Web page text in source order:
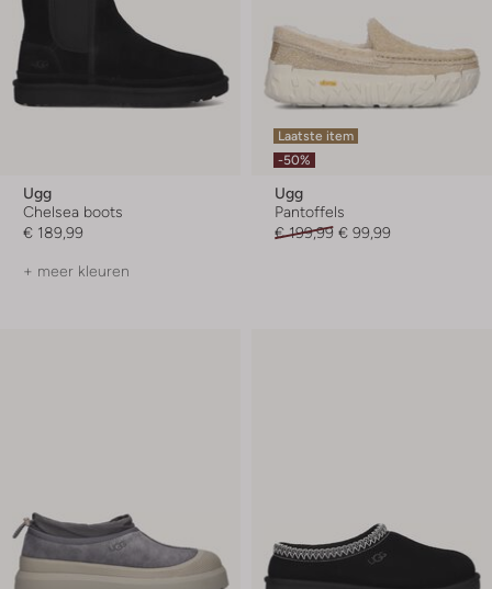
Ugg
Chelsea boots
€ 189,99
+ meer kleuren
Laatste item
-50%
Ugg
Pantoffels
€ 199,99 € 99,99